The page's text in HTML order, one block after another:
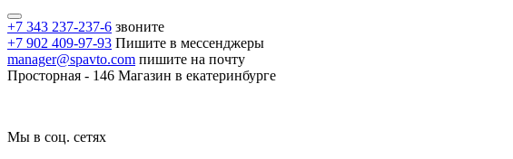
+7 343 237-237-6 звоните
+7 902 409-97-93 Пишите в мессенджеры
manager@spavto.com пишите на почту
Просторная - 146 Магазин в екатеринбурге
Мы в соц. сетях